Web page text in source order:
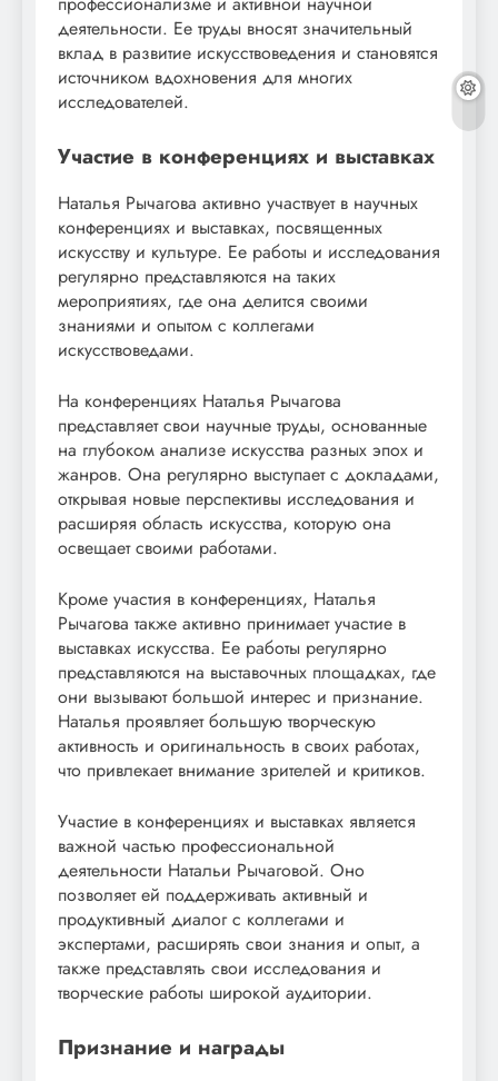
деятельности. Ее труды вносят значительный
вклад в развитие искусствоведения и становятся
источником вдохновения для многих
исследователей.
Участие в конференциях и выставках
Наталья Рычагова активно участвует в научных
конференциях и выставках, посвященных
искусству и культуре. Ее работы и исследования
регулярно представляются на таких
мероприятиях, где она делится своими
знаниями и опытом с коллегами
искусствоведами.
На конференциях Наталья Рычагова
представляет свои научные труды, основанные
на глубоком анализе искусства разных эпох и
жанров. Она регулярно выступает с докладами,
открывая новые перспективы исследования и
расширяя область искусства, которую она
освещает своими работами.
Кроме участия в конференциях, Наталья
Рычагова также активно принимает участие в
выставках искусства. Ее работы регулярно
представляются на выставочных площадках, где
они вызывают большой интерес и признание.
Наталья проявляет большую творческую
активность и оригинальность в своих работах,
что привлекает внимание зрителей и критиков.
Участие в конференциях и выставках является
важной частью профессиональной
деятельности Натальи Рычаговой. Оно
позволяет ей поддерживать активный и
продуктивный диалог с коллегами и
экспертами, расширять свои знания и опыт, а
также представлять свои исследования и
творческие работы широкой аудитории.
Признание и награды